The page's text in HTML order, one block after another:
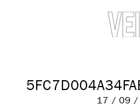
17 / 09 /